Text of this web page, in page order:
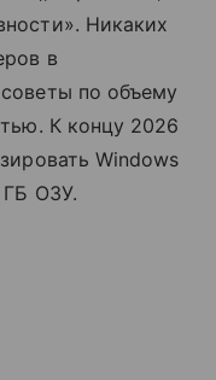
Никаких
в
по объему
К концу 2026
Windows
ГБ ОЗУ.